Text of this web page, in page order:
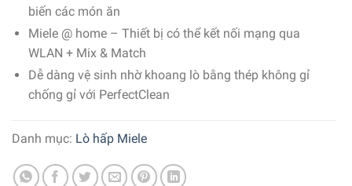
biến các món ăn
Miele @ home – Thiết bị có thể kết nối mạng qua
WLAN + Mix & Match
Dễ dàng vệ sinh nhờ khoang lò bằng thép không gỉ
chống gỉ với PerfectClean
Danh mục: Lò hấp Miele